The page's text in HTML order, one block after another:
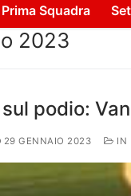
Prima Squadra
2023
podio:
29 GENNAIO 2023 IN